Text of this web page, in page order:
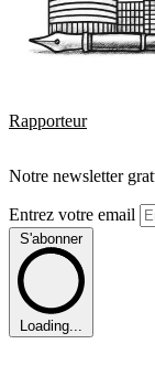
Rapporteur
Notre newsletter
Entrez votre email
S'abonner
Loading...